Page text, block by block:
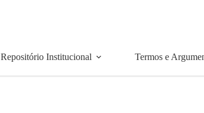
Repositório Institucional Termos e